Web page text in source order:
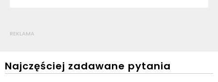
REKLAMA
Najczęściej zadawane pytania